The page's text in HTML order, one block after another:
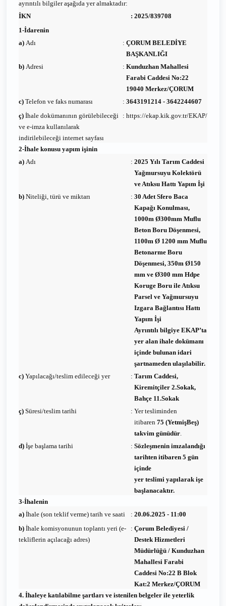
ayrıntılı bilgiler aşağıda yer almaktadır:
İKN
: 2025/839708
1-İdarenin
a) Adı : ÇORUM BELEDİYE
BAŞKANLIĞI
b) Adresi : Kunduzhan Mahallesi
Farabi Caddesi No:22
19040 Merkez/ÇORUM
c) Telefon ve faks numarası : 3643191214 - 3642244607
ç) İhale dokümanının görülebileceği
ve e-imza kullanılarak
indirilebileceği internet sayfası
: https://ekap.kik.gov.tr/EKAP/
2-İhale konusu yapım işinin
a) Adı : 2025 Yılı Tarım Caddesi
Yağmursuyu Kolektörü
ve Atıksu Hattı Yapım İşi
b) Niteliği, türü ve miktarı : 30 Adet Sfero Baca
Kapağı Konulması,
1000m Ø300mm Muflu
Beton Boru Döşenmesi,
1100m Ø 1200 mm Muflu
Betonarme Boru
Döşenmesi, 350m Ø150
mm ve Ø300 mm Hdpe
Koruge Boru ile Atıksu
Parsel ve Yağmursuyu
Izgara Bağlantısı Hattı
Yapım İşi
Ayrıntılı bilgiye EKAP’ta
yer alan ihale dokümanı
içinde bulunan idari
şartnameden ulaşılabilir.
c) Yapılacağı/teslim edileceği yer : Tarım Caddesi,
Kiremitçiler 2.Sokak,
Bahçe 11.Sokak
ç) Süresi/teslim tarihi : Yer tesliminden
itibaren 75 (YetmişBeş)
takvim günüdür.
d) İşe başlama tarihi : Sözleşmenin imzalandığı
tarihten itibaren 5 gün
içinde
yer teslimi yapılarak işe
başlanacaktır.
3-İhalenin
a) İhale (son teklif verme) tarih ve saati : 20.06.2025 - 11:00
b) İhale komisyonunun toplantı yeri (e-
tekliflerin açılacağı adres)
: Çorum Belediyesi /
Destek Hizmetleri
Müdürlüğü / Kunduzhan
Mahallesi Farabi
Caddesi No:22 B Blok
Kat:2 Merkez/ÇORUM
4. İhaleye katılabilme şartları ve istenilen belgeler ile yeterlik